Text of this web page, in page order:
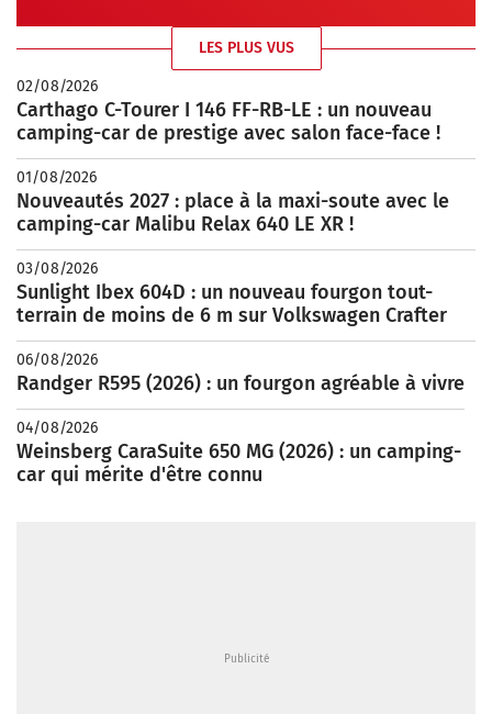
LES PLUS VUS
02/08/2026
Carthago C-Tourer I 146 FF-RB-LE : un nouveau
camping-car de prestige avec salon face-face !
01/08/2026
Nouveautés 2027 : place à la maxi-soute avec le
camping-car Malibu Relax 640 LE XR !
03/08/2026
Sunlight Ibex 604D : un nouveau fourgon tout-
terrain de moins de 6 m sur Volkswagen Crafter
06/08/2026
Randger R595 (2026) : un fourgon agréable à vivre
04/08/2026
Weinsberg CaraSuite 650 MG (2026) : un camping-
car qui mérite d'être connu